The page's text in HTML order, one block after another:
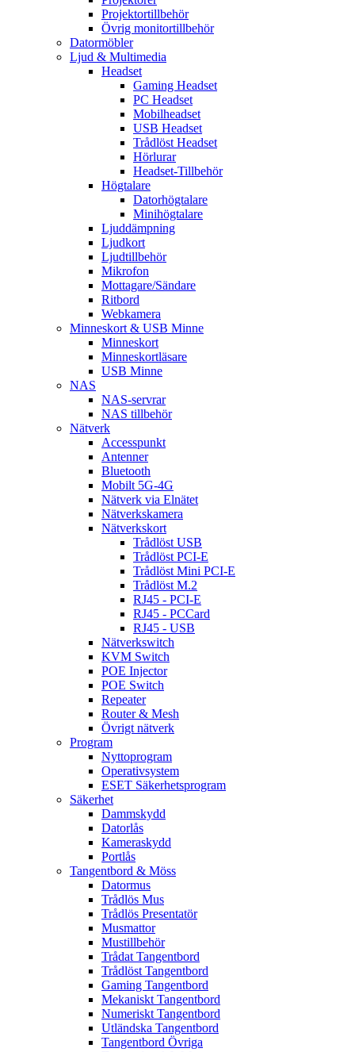
Projektortillbehör
Övrig monitortillbehör
Datormöbler
Ljud & Multimedia
Headset
Gaming Headset
PC Headset
Mobilheadset
USB Headset
Trådlöst Headset
Hörlurar
Headset-Tillbehör
Högtalare
Datorhögtalare
Minihögtalare
Ljuddämpning
Ljudkort
Ljudtillbehör
Mikrofon
Mottagare/Sändare
Ritbord
Webkamera
Minneskort & USB Minne
Minneskort
Minneskortläsare
USB Minne
NAS
NAS-servrar
NAS tillbehör
Nätverk
Accesspunkt
Antenner
Bluetooth
Mobilt 5G-4G
Nätverk via Elnätet
Nätverkskamera
Nätverkskort
Trådlöst USB
Trådlöst PCI-E
Trådlöst Mini PCI-E
Trådlöst M.2
RJ45 - PCI-E
RJ45 - PCCard
RJ45 - USB
Nätverkswitch
KVM Switch
POE Injector
POE Switch
Repeater
Router & Mesh
Övrigt nätverk
Program
Nyttoprogram
Operativsystem
ESET Säkerhetsprogram
Säkerhet
Dammskydd
Datorlås
Kameraskydd
Portlås
Tangentbord & Möss
Datormus
Trådlös Mus
Trådlös Presentatör
Musmattor
Mustillbehör
Trådat Tangentbord
Trådlöst Tangentbord
Gaming Tangentbord
Mekaniskt Tangentbord
Numeriskt Tangentbord
Utländska Tangentbord
Tangentbord Övriga